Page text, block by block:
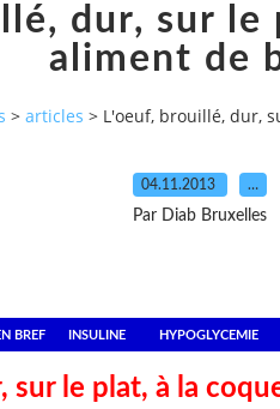
dur, sur le
aliment de
> articles > L'oeuf, brouillé, dur,
04.11.2013 …
Par Diab Bruxelles
BREF INSULINE HYPOGLYCEMIE
sur le plat, à la